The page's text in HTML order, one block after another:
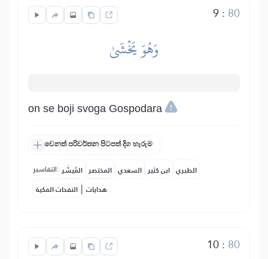
9: 80
وَهُوَ يَخۡشَىٰ
on se boji svoga Gospodara
වෙනත් පරිවර්තන පිටපත් දිග හැරුම
التفاسير: المُيسَّر المختصر السعدي ابن كثير الطبري
النفحات المكية | هدايات
10: 80